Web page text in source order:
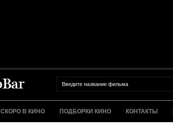
СКОРО В КИНО ПОДБОРКИ КИНО КОНТАКТЫ